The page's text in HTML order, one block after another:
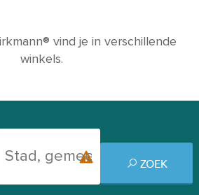
vind je in verschillende
winkels.
ZOEK